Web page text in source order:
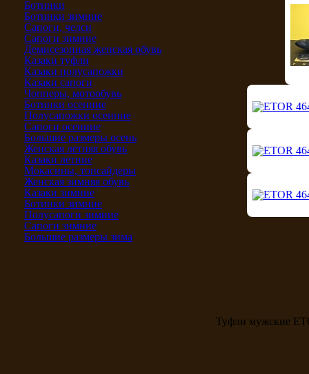
Ботинки
Ботинки зимние
Сапоги, челси
Сапоги зимние
Демисезонная женская обувь
Казаки туфли
Казаки полусапожки
Казаки сапоги
Чопперы, мотообувь
Ботинки осенние
Полусапожки осенние
Сапоги осенние
Большие размеры осень
Женская летняя обувь
Казаки летние
Мокасины, топсайдеры
Женская зимняя обувь
Казаки зимние
Ботинки зимние
Полусапоги зимние
Сапоги зимние
Большие размеры зима
Туфли мужские